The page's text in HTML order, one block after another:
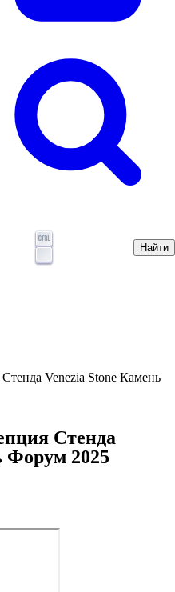
Найти
Venezia Stone Камень
Стенда
Форум 2025